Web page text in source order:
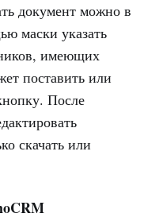
документ можно в
маски указать
имеющих
поставить или
После
скачать или